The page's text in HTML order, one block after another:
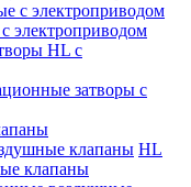
электроприводом
HL с
затворы с
HL
клапаны